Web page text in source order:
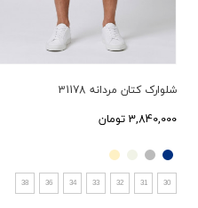
شلوارک کتان مردانه 31178
3,840,000 تومان
30
31
32
33
34
36
38